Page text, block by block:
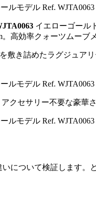
イエローゴール
高効率クォーツムーブ
敷き詰めたラグジュア
クセサリー不要な豪華さ
について検証します。